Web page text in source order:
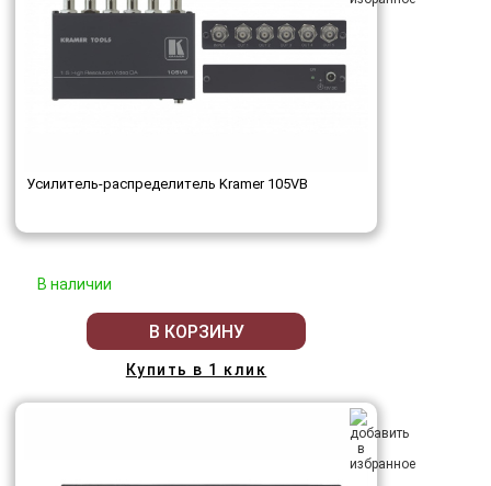
Усилитель-распределитель Kramer 105VB
В наличии
В КОРЗИНУ
Купить в 1 клик